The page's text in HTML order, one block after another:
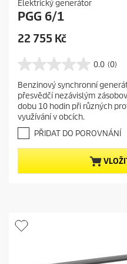
Elektrický generátor
PGG 6/1
C
r
e
n
t
p
r
o
d
p
r
22 755 Kč
0.0 (0)
0
.
0
z
5
h
z
d
i
.
Benzinový synchronní
přesvědčí nezávislým
dobu 10 hodin při různých
využívání v obcích.
PŘIDAT DO POROVNÁNÍ